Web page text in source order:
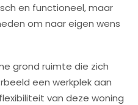
en functioneel, maar
om naar eigen wens
grond ruimte die zich
een werkplek aan
van deze woning